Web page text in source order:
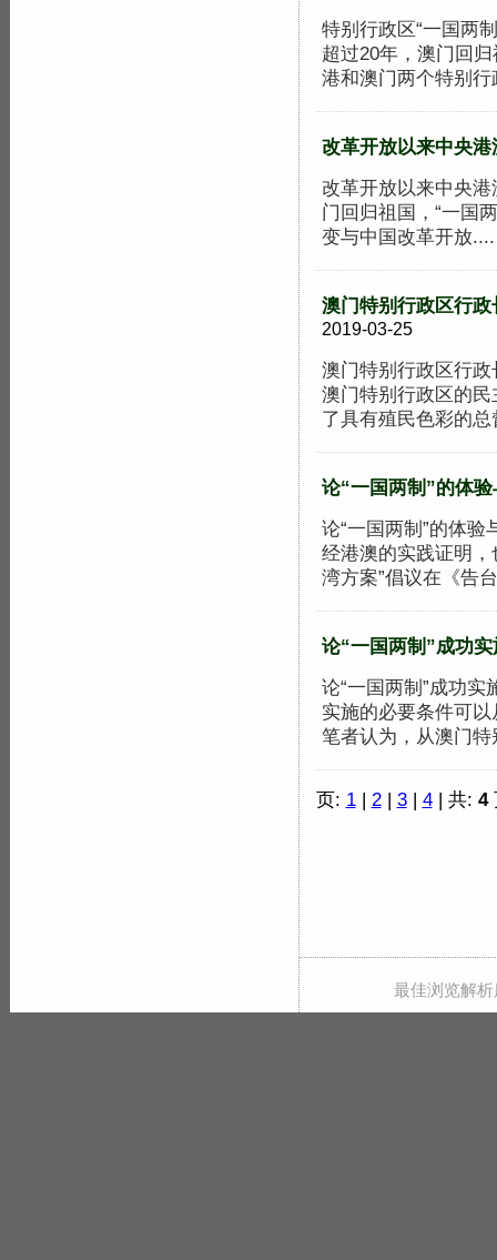
特别行政区“一国两
超过20年，澳门回
港和澳门两个特别
改革开放以来中央
改革开放以来中央
门回归祖国，“一国
变与中国改革开放
澳门特别行政区行
2019-03-25
澳门特别行政区行
澳门特别行政区的
了具有殖民色彩的
论“一国两制”的体
论“一国两制”的体
经港澳的实践证明
湾方案”倡议在《告
论“一国两制”成功
论“一国两制”成功
实施的必要条件可
笔者认为，从澳门
页: 1| 2| 3| 4| 共: 4
最佳浏览解